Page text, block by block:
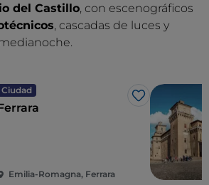
del Castillo, con escenográficos
, cascadas de luces y
Ciudad
Me gusta
Emilia-Romagna, Ferrara